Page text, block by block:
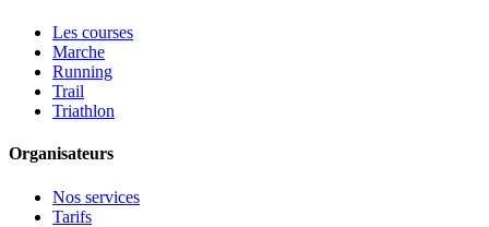
Les courses
Marche
Running
Trail
Triathlon
Organisateurs
Nos services
Tarifs